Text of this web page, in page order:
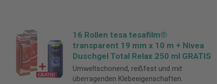
16 Rollen tesa tesafilm®
transparent 19 mm x 10 m + Nivea
Duschgel Total Relax 250 ml GRATIS
Umweltschonend, reißfest und mit
überragenden Klebeeigenschaften.